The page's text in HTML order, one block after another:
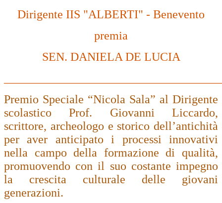
Dirigente IIS "ALBERTI" - Benevento
premia
SEN. DANIELA DE LUCIA
Premio Speciale “Nicola Sala” al Dirigente
scolastico Prof. Giovanni Liccardo,
scrittore, archeologo e storico dell’antichità
per aver anticipato i processi innovativi
nella campo della formazione di qualità,
promuovendo con il suo costante impegno
la crescita culturale delle giovani
generazioni.